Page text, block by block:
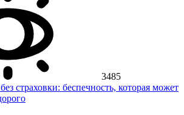
3485
страховки: беспечность, которая может